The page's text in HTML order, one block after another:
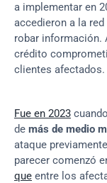
a implementar en
accedieron a la
robar información.
crédito
clientes afectados.
Fue en 2023
de más de medio
ataque
parecer comenzó
que entre los